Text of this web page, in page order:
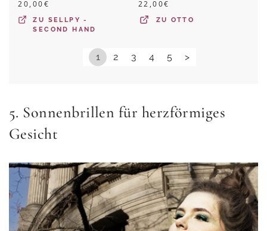
20,00€
ZU SELLPY -
SECOND HAND
22,00€
ZU OTTO
1 2 3 4 5 >
5. Sonnenbrillen für herzförmiges
Gesicht